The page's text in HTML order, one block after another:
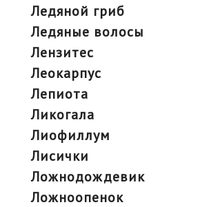
ледяной гриб
ледяные волосы
лензитес
леокарпус
лепиота
ликогала
лиофиллум
лисички
ложнодождевик
ложноопенок